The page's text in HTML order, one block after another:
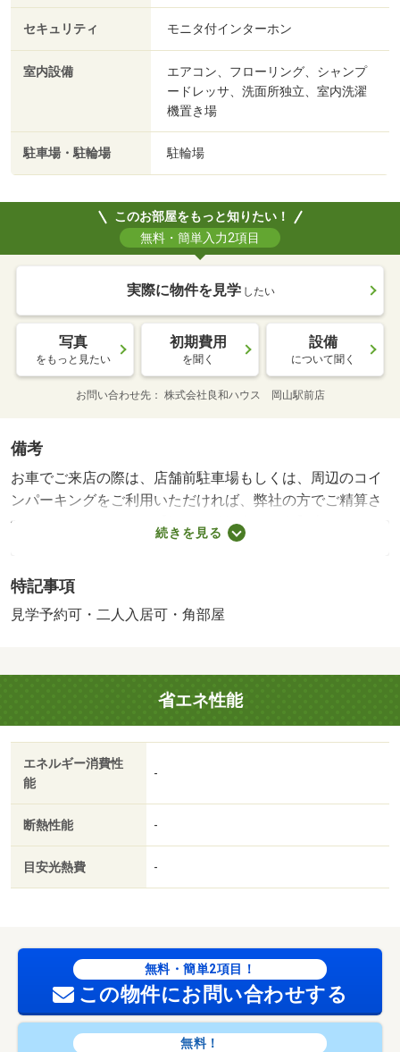
セキュリティ モニタ付インターホン
室内設備
エアコン、フローリング、シャンプ
ードレッサ、洗面所独立、室内洗濯
機置き場
駐車場・駐輪場 駐輪場
このお部屋をもっと知りたい！
無料・簡単入力2項目
実際に物件を見学 したい
写真
をもっと見たい
初期費用
を聞く
設備
について聞く
お問い合わせ先 株式会社良和ハウス 岡山駅前店
備考
お車でご来店の際は、店舗前駐車場もしくは、周辺のコイ
ンパーキングをご利用いただければ、弊社の方でご精算さ
せていただきます。 【設備・特記事項備考】専用トイ
レ・浴室ＴＶ/カギ交換代 22000円
続きを見る
特記事項
見学予約可・二人入居可・角部屋
省エネ性能
エネルギー消費性
能
-
断熱性能 -
目安光熱費 -
無料・簡単2項目！
この物件にお問い合わせする
無料！